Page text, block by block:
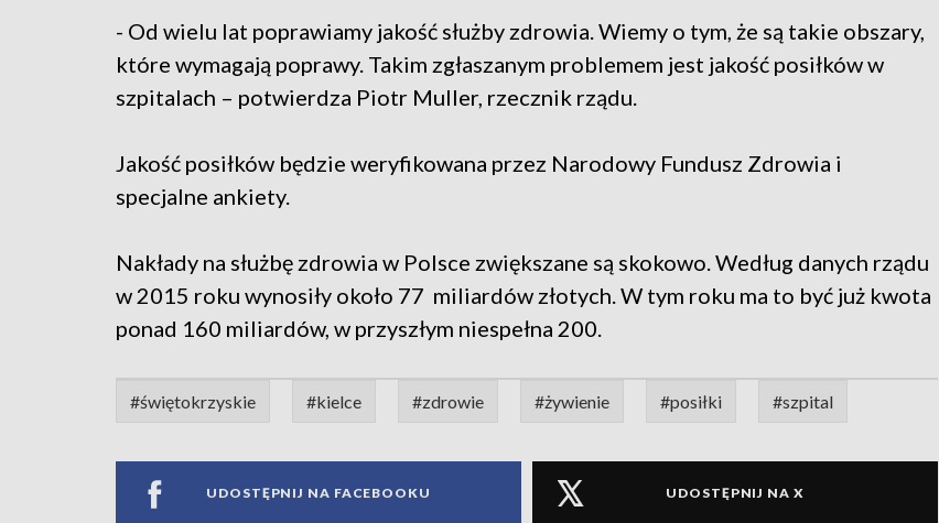
- Od wielu lat poprawiamy jakość służby zdrowia. Wiemy o tym, że są takie obszary,
które wymagają poprawy. Takim zgłaszanym problemem jest jakość posiłków w
szpitalach – potwierdza Piotr Muller, rzecznik rządu.
Jakość posiłków będzie weryfikowana przez Narodowy Fundusz Zdrowia i
specjalne ankiety.
Nakłady na służbę zdrowia w Polsce zwiększane są skokowo. Według danych rządu
w 2015 roku wynosiły około 77 miliardów złotych. W tym roku ma to być już kwota
ponad 160 miliardów, w przyszłym niespełna 200.
#świętokrzyskie #kielce #zdrowie #żywienie #posiłki #szpital
UDOSTĘPNIJ NA FACEBOOKU UDOSTĘPNIJ NA X